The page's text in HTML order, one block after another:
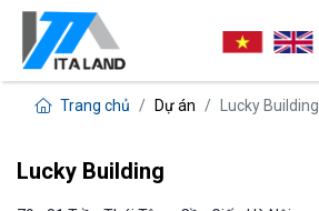
Trang chủ Dự án Lucky Building
Lucky Building